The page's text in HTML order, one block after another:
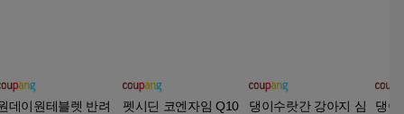
데이원테블렛 반려
펫시딘 코엔자임 Q10
댕이수랏간 강아지 심
댕이